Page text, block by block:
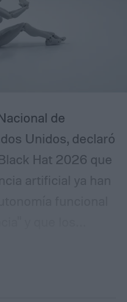
de
Unidos, declaró
Hat 2026 que
artificial ya han
de la robótica